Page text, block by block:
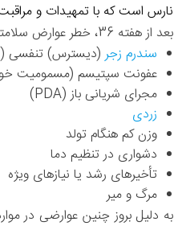
نارس است که با تمهیدات و مراقبت‌های
بعد از هفته 36، خطر عوارض سلامتی بطور چشمگیری کاهش می یابد.
سندرم زجر(دیسترس) تنفسی (RDS)
عفونت سپتیسم (مسمومیت
مجرای شریانی باز (PDA)
زردی
وزن کم هنگام تولد
دشواری در تنظیم دما
تأخیرهای رشد یا نیازهای ویژه
مرگ و میر